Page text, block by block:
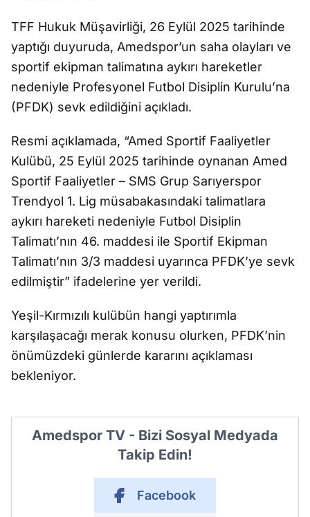
TFF Hukuk Müşavirliği, 26 Eylül 2025 tarihinde
yaptığı duyuruda, Amedspor’un saha olayları ve
sportif ekipman talimatına aykırı hareketler
nedeniyle Profesyonel Futbol Disiplin Kurulu’na
(PFDK) sevk edildiğini açıkladı.
Resmi açıklamada, “Amed Sportif Faaliyetler
Kulübü, 25 Eylül 2025 tarihinde oynanan Amed
Sportif Faaliyetler – SMS Grup Sarıyerspor
Trendyol 1. Lig müsabakasındaki talimatlara
aykırı hareketi nedeniyle Futbol Disiplin
Talimatı’nın 46. maddesi ile Sportif Ekipman
Talimatı’nın 3/3 maddesi uyarınca PFDK’ye sevk
edilmiştir” ifadelerine yer verildi.
Yeşil-Kırmızılı kulübün hangi yaptırımla
karşılaşacağı merak konusu olurken, PFDK’nin
önümüzdeki günlerde kararını açıklaması
bekleniyor.
Amedspor TV - Bizi Sosyal Medyada
Takip Edin!
Facebook